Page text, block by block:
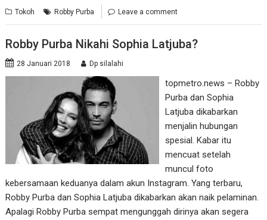
Tokoh Robby Purba Leave a comment
Robby Purba Nikahi Sophia Latjuba?
28 Januari 2018 Dp silalahi
topmetro.news – Robby
Purba dan Sophia
Latjuba dikabarkan
menjalin hubungan
spesial. Kabar itu
mencuat setelah
muncul foto
kebersamaan keduanya dalam akun Instagram. Yang terbaru,
Robby Purba dan Sophia Latjuba dikabarkan akan naik pelaminan.
Apalagi Robby Purba sempat mengunggah dirinya akan segera